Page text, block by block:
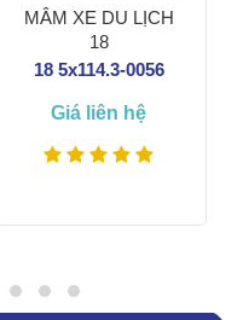
MÂM XE DU LỊCH
18
18 5x114.3-0056
Giá liên hệ